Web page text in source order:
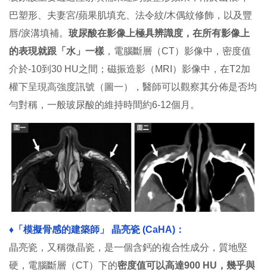
巴塑形、夫妻宮/蘋果肌填充、法令紋/木偶紋修飾，以及豐
唇/淚溝填補。 玻尿酸在影像上極具辨識度，在所有影像上
的表現就跟「水」一樣 ，電腦斷層（CT）影像中，密度值
介於-10到30 HU之間；磁振造影（MRI）影像中，在T2加
權下呈現高強度訊號（圖一），醫師可以觀察其分佈是否均
勻對稱，一般玻尿酸的維持時間約6-12個月。
♦︎「模擬骨感的建築師」 晶亮瓷 (CaHA)：
晶亮瓷，又稱微晶瓷，是一個含鈣的複合性成分，質地堅
硬，電腦斷層（CT）下的密度值可以高達900 HU，幾乎與